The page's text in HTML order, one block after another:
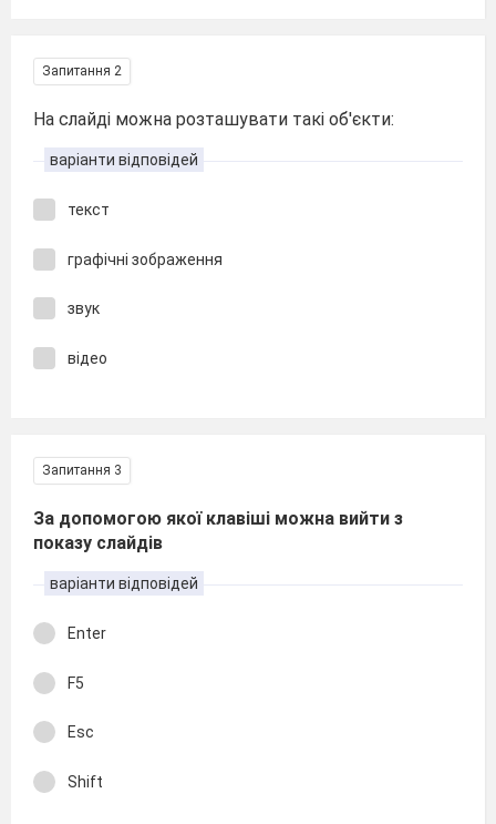
Запитання 2
На слайді можна розташувати такі об'єкти:
варіанти відповідей
текст
графічні зображення
звук
відео
Запитання 3
За допомогою якої клавіші можна вийти з
показу слайдів
варіанти відповідей
Enter
F5
Esc
Shift